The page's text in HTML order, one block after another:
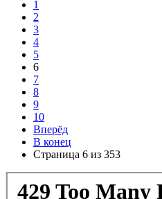
1
2
3
4
5
6
7
8
9
10
Вперёд
В конец
Страница 6 из 353